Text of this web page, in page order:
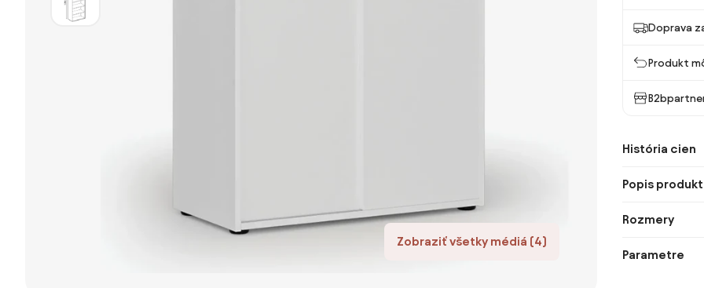
Zobraziť všetky médiá (4)
Doprava
Produkt
História cien
Popis
Rozmery
Parametre